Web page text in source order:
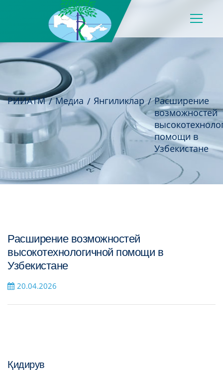
РИИАТМ Медиа Янгиликлар
Расширение
возможностей
помощи в
Узбекистане
Қидирув
Расширение возможностей
высокотехнологичной помощи в
Узбекистане
20.04.2026